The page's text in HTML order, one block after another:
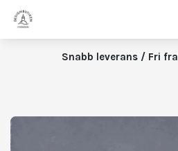
Snabb leverans / Fri